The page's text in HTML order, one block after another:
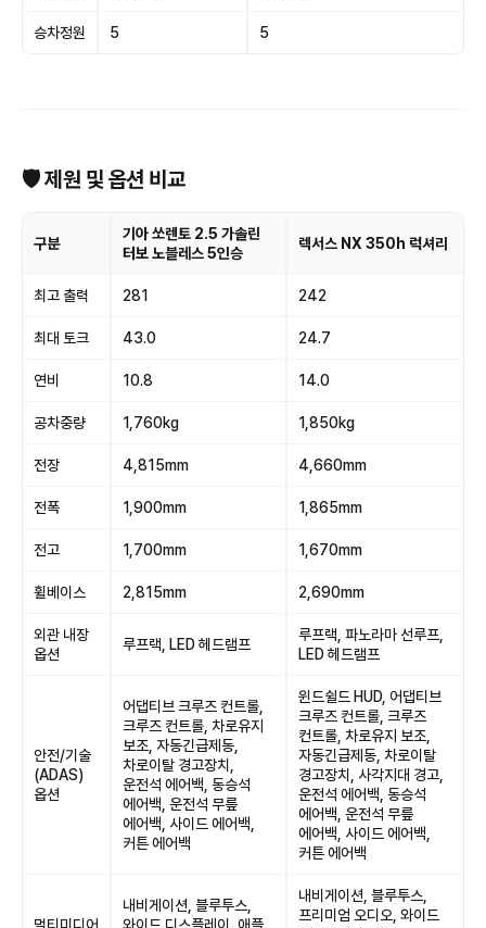
승차정원 5 5
🛡 제원 및 옵션 비교
구분
기아 쏘렌토 2.5 가솔린
터보 노블레스 5인승
렉서스 NX 350h 럭셔리
최고 출력 281 242
최대 토크 43.0 24.7
연비 10.8 14.0
공차중량 1,760kg 1,850kg
전장 4,815mm 4,660mm
전폭 1,900mm 1,865mm
전고 1,700mm 1,670mm
휠베이스 2,815mm 2,690mm
외관 내장
옵션
루프랙, LED 헤드램프
루프랙, 파노라마 선루프,
LED 헤드램프
안전/기술
(ADAS)
옵션
어댑티브 크루즈 컨트롤,
크루즈 컨트롤, 차로유지
보조, 자동긴급제동,
차로이탈 경고장치,
운전석 에어백, 동승석
에어백, 운전석 무릎
에어백, 사이드 에어백,
커튼 에어백
윈드쉴드 HUD, 어댑티브
크루즈 컨트롤, 크루즈
컨트롤, 차로유지 보조,
자동긴급제동, 차로이탈
경고장치, 사각지대 경고,
운전석 에어백, 동승석
에어백, 운전석 무릎
에어백, 사이드 에어백,
커튼 에어백
내비게이션, 블루투스,
내비게이션, 블루투스,
프리미엄 오디오, 와이드